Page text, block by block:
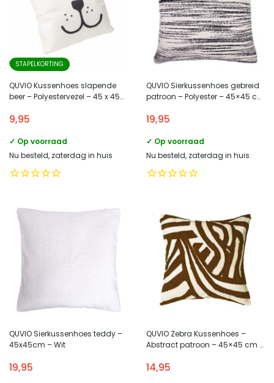
STAPELKORTING
QUVIO Kussenhoes slapende
beer – Polyestervezel – 45 x 45
9,95
✓ Op voorraad
Nu besteld, zaterdag in huis
QUVIO Sierkussenhoes gebreid
patroon – Polyester – 45×45 cm
19,95
✓ Op voorraad
Nu besteld, zaterdag in huis
QUVIO Sierkussenhoes teddy –
45x45cm – Wit
19,95
QUVIO Zebra Kussenhoes –
Abstract patroon – 45×45 cm –
14,95